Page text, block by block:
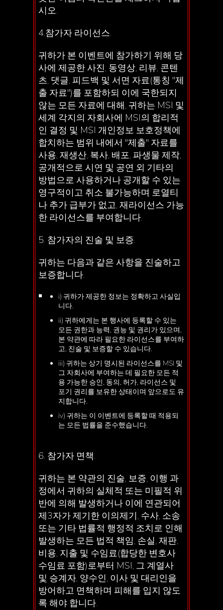
시오.
4.참가자 라이선스.
귀하가 본 이벤트에 참가하기 위해 당
사에 제공한 사진, 동영상, 리뷰, 콘텐
츠, 댓글, 피드백 및 서면 자료(통칭 "제
출 자료")를 포함하되 이에 국한되지
않는 모든 자료에 대해, 귀하는 MSI 및
세계 각지의 자회사에 MSI의 합리적
인 결정 및 MSI 개인정보 보호정책에
합치하는 범위 내에서 "제출" 자료를
사용, 재생산, 복사, 배포, 파생물 제작,
공개적으로 시연 및 공연 외 기타의
방법으로 사용하거나 공개할 수 있는
영구적이고 취소 불가능하며 로열티
나 추가 급부가 없고, 재라이선스 가능
한 라이선스를 부여합니다.
5. 참가자의 진술 및 보증.
귀하는 다음과 같은 사항을 진술하고
보증합니다.
i) 귀하가 제공한 정보는 정확하고 사실입
니다.
ii) 귀하에게는 본 행사에 등록할 수 있는
모든 권한과 능력, 권능 및 권리가 있으며,
본 약관에 따라 필요한 라이선스를 부여하
고, 진술 및 보증할 수 있습니다.
iii) 귀하는 상기 명시된 라이선스를 MSI 및
그 자회사에 부여하는 데 필요한 모든 적
용 가능한 승인, 동의, 허가, 라이선스 및
포기 권리를 보유한 상태이며 앞으로도 유
지합니다.
iv) 귀하는 이 이벤트에 등록할 때 적용되
는 모든 법률을 준수했습니다.
6. 참가자 면책.
귀하는 본 약관의 진술, 보증, 이행 과
정에서 귀하의 실체적 또는 미필적 위
반에 의해 발생하거나 이에 연관되어
제3자가 제기한 이의제기, 수사, 소송
또는 기타 법률적 행정적 조치로 인해
발생하는 모든 법적 책임, 손실, 재판,
비용, 지출 및 수임료(합당한 변호사
수임료 포함)로부터 MSI, 그 계열사
및 승계자, 양수인, 이사 및 대리인을
방어하고 면책하며 피해를 입지 않도
록 해야 합니다.